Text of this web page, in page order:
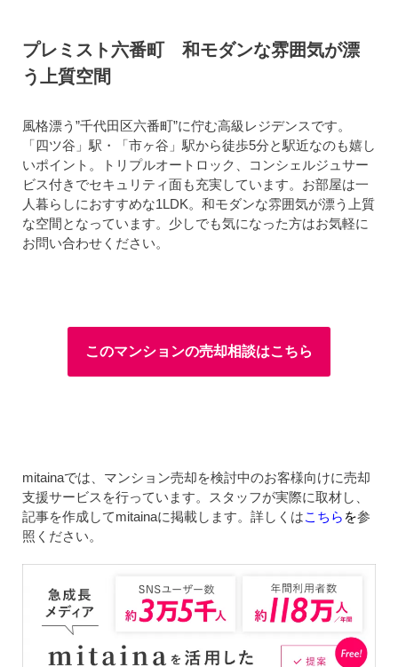
プレミスト六番町 和モダンな雰囲気が漂
う上質空間
風格漂う”千代田区六番町”に佇む高級レジデンスです。
「四ツ谷」駅・「市ヶ谷」駅から徒歩5分と駅近なのも嬉し
いポイント。トリプルオートロック、コンシェルジュサー
ビス付きでセキュリティ面も充実しています。お部屋は一
人暮らしにおすすめな1LDK。和モダンな雰囲気が漂う上質
な空間となっています。少しでも気になった方はお気軽に
お問い合わせください。
このマンションの売却相談はこちら
mitainaでは、マンション売却を検討中のお客様向けに売却
支援サービスを行っています。スタッフが実際に取材し、
記事を作成してmitainaに掲載します。詳しくはこちら を参
照ください。